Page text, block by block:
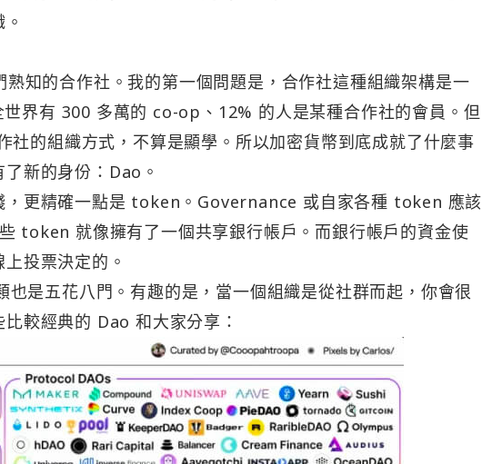
知的合作社。我的第一個問題是，合作社這種組織架構是一
界有 300 多萬的 co-op、12% 的人是某種合作社的會員。但
社的組織方式，不算是顯學。所以加密貨幣到底成就了什麼事
新的身份：Dao。
，更精確一點是 token。Governance 或自家各種 token 應該
token 就像擁有了一個共享銀行帳戶。而銀行帳戶的資金使
投票決定的。
是五花八門。有趣的是，當一個組織是從社群而起，你會很
較經典的 Dao 和大家分享：